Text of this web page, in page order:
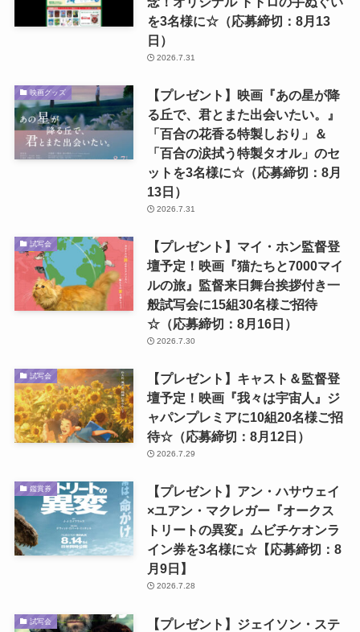
を3名様に☆（応募締切：8月13
日）
2026.7.31
映画グッズ
【プレゼント】映画『あの星が降
る丘で、君とまた出会いたい。』
「百合の花香る特製しおり」＆
「百合の涙拭う特製タオル」のセ
ットを3名様に☆（応募締切：8月
13日）
2026.7.31
試写会
【プレゼント】マイ・ホン監督登
壇予定！映画『猫たちと7000マイ
ルの旅』監督来日舞台挨拶付き一
般試写会に15組30名様ご招待
☆（応募締切：8月16日）
2026.7.30
試写会
【プレゼント】キャスト＆監督登
壇予定！映画『我々は宇宙人』ジ
ャパンプレミアに10組20名様ご招
待☆（応募締切：8月12日）
2026.7.29
鑑賞券
【プレゼント】アン・ハサウェイ
×ユアン・マクレガー『オークス
トリートの異変』ムビチケオンラ
イン券を3名様に☆【応募締切：8
月9日】
2026.7.28
試写会
【プレゼント】ジェイソン・ステ